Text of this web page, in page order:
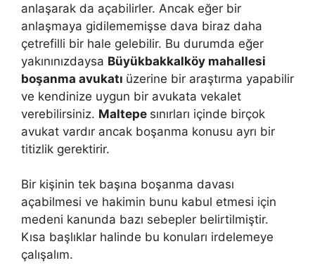
anlaşarak da açabilirler. Ancak eğer bir
anlaşmaya gidilememişse dava biraz daha
çetrefilli bir hale gelebilir. Bu durumda eğer
yakınınızdaysa Büyükbakkalköy mahallesi
boşanma avukatı üzerine bir araştırma yapabilir
ve kendinize uygun bir avukata vekalet
verebilirsiniz. Maltepe sınırları içinde birçok
avukat vardır ancak boşanma konusu ayrı bir
titizlik gerektirir.
Bir kişinin tek başına boşanma davası
açabilmesi ve hakimin bunu kabul etmesi için
medeni kanunda bazı sebepler belirtilmiştir.
Kısa başlıklar halinde bu konuları irdelemeye
çalışalım.